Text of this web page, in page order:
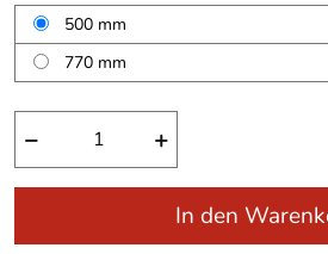
500 mm
770 mm
− +
In den